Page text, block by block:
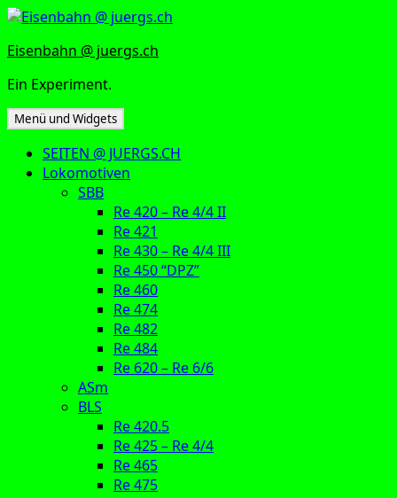
Zum
springen
Eisenbahn @ juergs.ch
Ein Experiment.
Menü und Widgets
SEITEN @ JUERGS.CH
Lokomotiven
SBB
Re 420 – Re 4/4 II
Re 421
Re 430 – Re 4/4 III
Re 450 “DPZ”
Re 460
Re 474
Re 482
Re 484
Re 620 – Re 6/6
ASm
BLS
Re 420.5
Re 425 – Re 4/4
Re 465
Re 475